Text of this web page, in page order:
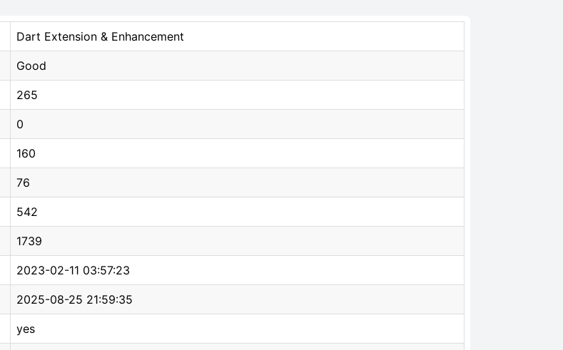
Dart Extension & Enhancement
Good
265
0
160
76
542
1739
2023-02-11 03:57:23
2025-08-25 21:59:35
yes